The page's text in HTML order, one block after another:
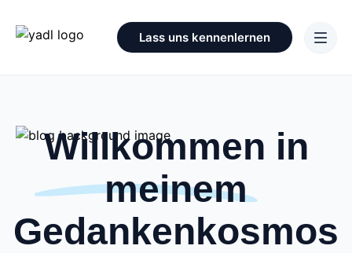
Lass uns kennenlernen
Willkommen in
meinem
Gedankenkosmos